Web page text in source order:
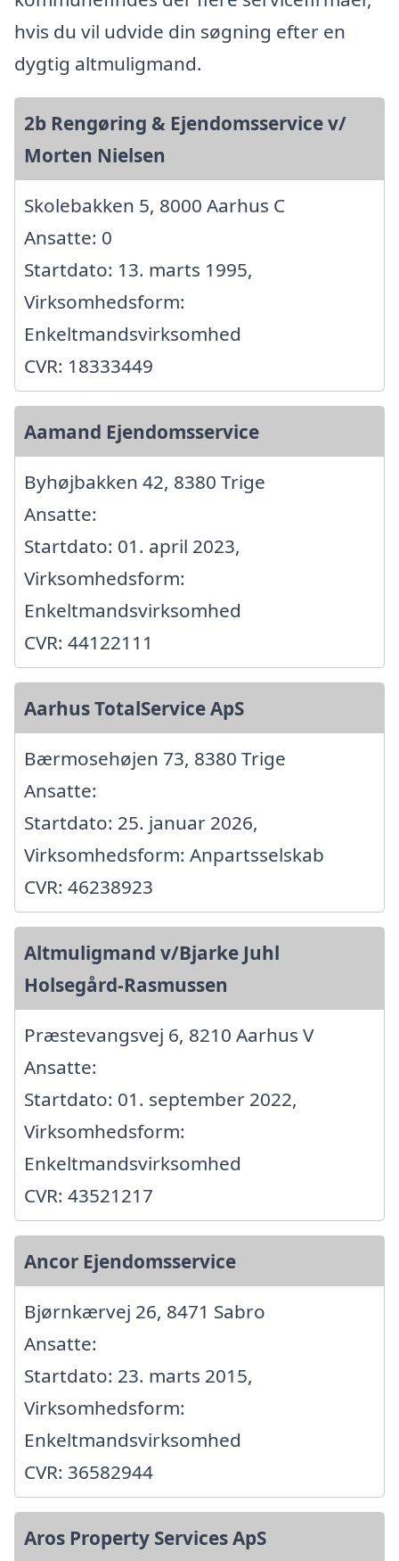
hvis du vil udvide din søgning efter en
dygtig altmuligmand.
2b Rengøring & Ejendomsservice v/
Morten Nielsen
Skolebakken 5, 8000 Aarhus C
Ansatte: 0
Startdato: 13. marts 1995,
Virksomhedsform:
Enkeltmandsvirksomhed
CVR: 18333449
Aamand Ejendomsservice
Byhøjbakken 42, 8380 Trige
Ansatte:
Startdato: 01. april 2023,
Virksomhedsform:
Enkeltmandsvirksomhed
CVR: 44122111
Aarhus TotalService ApS
Bærmosehøjen 73, 8380 Trige
Ansatte:
Startdato: 25. januar 2026,
Virksomhedsform: Anpartsselskab
CVR: 46238923
Altmuligmand v/Bjarke Juhl
Holsegård-Rasmussen
Præstevangsvej 6, 8210 Aarhus V
Ansatte:
Startdato: 01. september 2022,
Virksomhedsform:
Enkeltmandsvirksomhed
CVR: 43521217
Ancor Ejendomsservice
Bjørnkærvej 26, 8471 Sabro
Ansatte:
Startdato: 23. marts 2015,
Virksomhedsform:
Enkeltmandsvirksomhed
CVR: 36582944
Aros Property Services ApS